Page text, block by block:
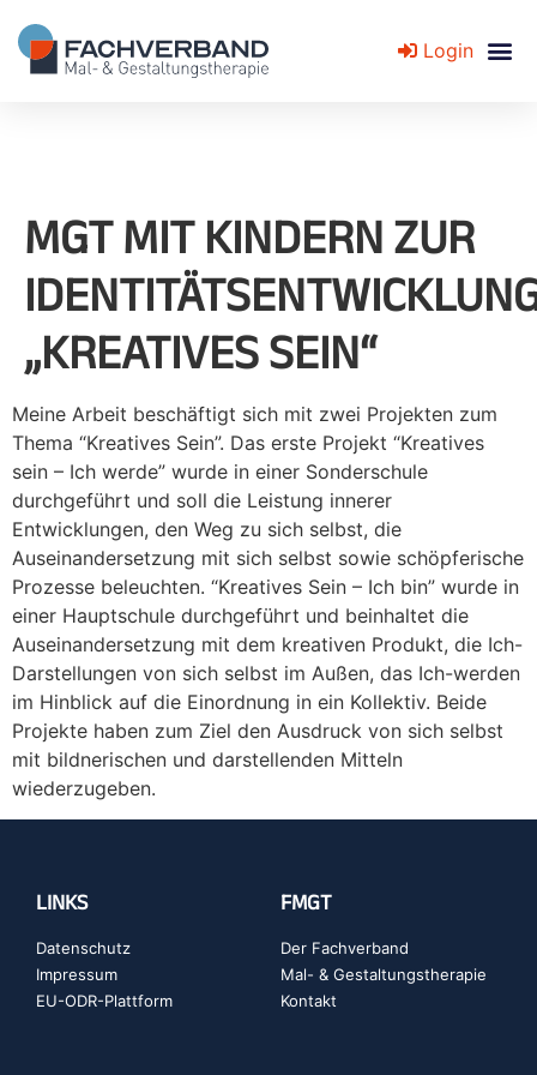
Login
MGT MIT KINDERN ZUR
„KREATIVES SEIN“
Meine Arbeit beschäftigt sich mit zwei Projekten zum
Thema “Kreatives Sein”. Das erste Projekt “Kreatives
sein – Ich werde” wurde in einer Sonderschule
durchgeführt und soll die Leistung innerer
Entwicklungen, den Weg zu sich selbst, die
Auseinandersetzung mit sich selbst sowie schöpferische
Prozesse beleuchten. “Kreatives Sein – Ich bin” wurde in
einer Hauptschule durchgeführt und beinhaltet die
Auseinandersetzung mit dem kreativen Produkt, die Ich-
Darstellungen von sich selbst im Außen, das Ich-werden
im Hinblick auf die Einordnung in ein Kollektiv. Beide
Projekte haben zum Ziel den Ausdruck von sich selbst
mit bildnerischen und darstellenden Mitteln
wiederzugeben.
LINKS
Datenschutz
Impressum
EU-ODR-Plattform
FMGT
Der Fachverband
Mal- & Gestaltungstherapie
Kontakt